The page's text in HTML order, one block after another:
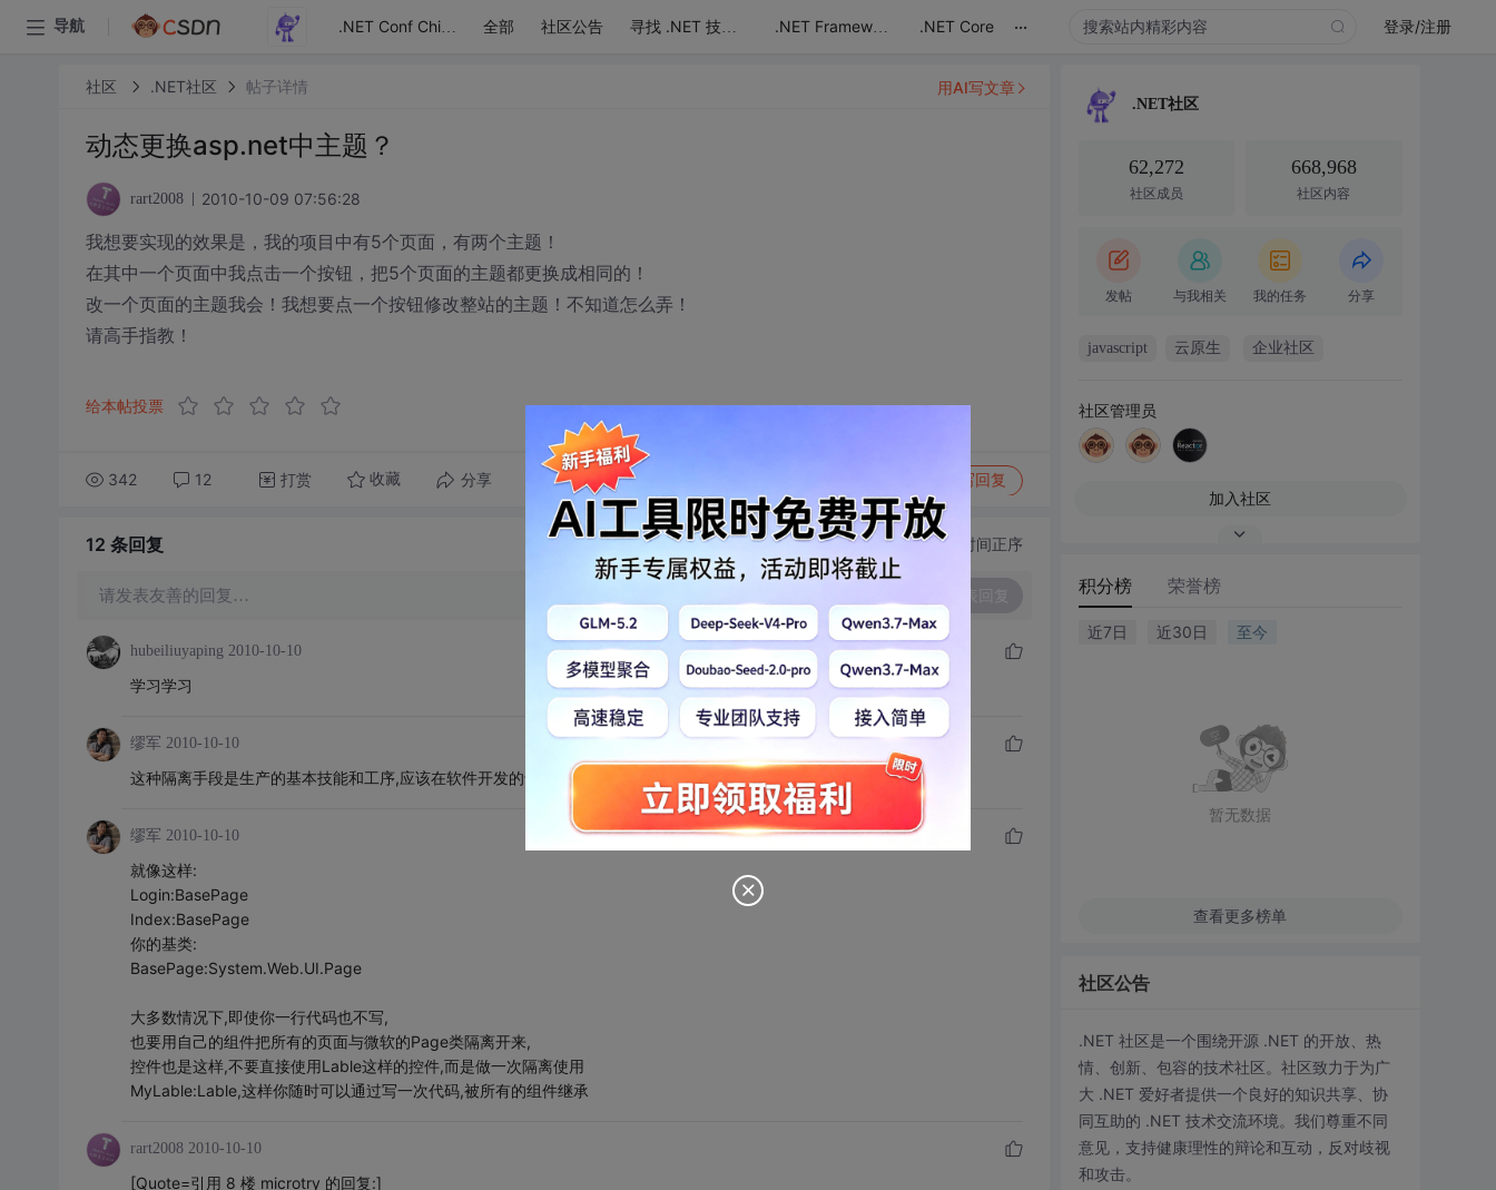
导航 .NET Conf China 全部 社区公告 寻找 .NET 技术达人 .NET Framework .NET Core ... 登录/注册
社区 .NET社区 帖子详情
动态更换asp.net中主题？
rart2008 2010-10-09 07:56:28
我想要实现的效果是，我的项目中有5个页面，有两个主题！
在其中一个页面中我点击一个按钮，把5个页面的主题都更换成相同的！
改一个页面的主题我会！我想要点一个按钮修改整站的主题！不知道怎么弄！
请高手指教！
给本帖投票
342 12 打赏 收藏 分享 转发到动态 写回复
用AI写文章
12 条回复 切换为时间正序
请发表友善的回复…
hubeiliuyaping 2010-10-10
学习学习
缪军 2010-10-10
这种隔离手段是生产的基本技能和工序,应该在软件开发的专业学习的时候就根深蒂固的形成于你的思维中
缪军 2010-10-10
就像这样:
Login:BasePage
Index:BasePage
你的基类:
BasePage:System.Web.UI.Page
大多数情况下,即使你一行代码也不写,
也要用自己的组件把所有的页面与微软的Page类隔离开来,
控件也是这样,不要直接使用Lable这样的控件,而是做一次隔离使用
MyLable:Lable,这样你随时可以通过写一次代码,被所有的组件继承
rart2008 2010-10-10
[Quote=引用 8 楼 microtry 的回复:]
.NET社区
62,272
社区成员
668,968
社区内容
发帖 与我相关 我的任务 分享
javascript 云原生 企业社区
社区管理员
加入社区
积分榜 荣誉榜
近7日 近30日 至今
暂无数据
查看更多榜单
社区公告
.NET 社区是一个围绕开源 .NET 的开放、热
情、创新、包容的技术社区。社区致力于为广
大 .NET 爱好者提供一个良好的知识共享、协
同互助的 .NET 技术交流环境。我们尊重不同
意见，支持健康理性的辩论和互动，反对歧视
和攻击。